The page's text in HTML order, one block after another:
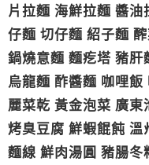
片拉麵 海鮮拉麵 醬
仔麵 切仔麵 紹子麵
鍋燒意麵 麵疙塔 豬
烏龍麵 酢醬麵 咖哩
麗菜乾 黃金泡菜 廣
烤臭豆腐 鮮蝦餛飩 溫
麵線 鮮肉湯圓 豬腸